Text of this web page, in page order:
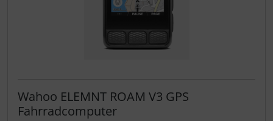
Wahoo ELEMNT ROAM V3 GPS
Fahrradcomputer